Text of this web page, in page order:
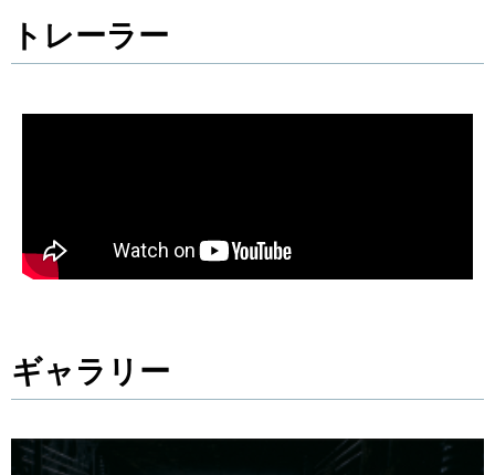
トレーラー
ギャラリー